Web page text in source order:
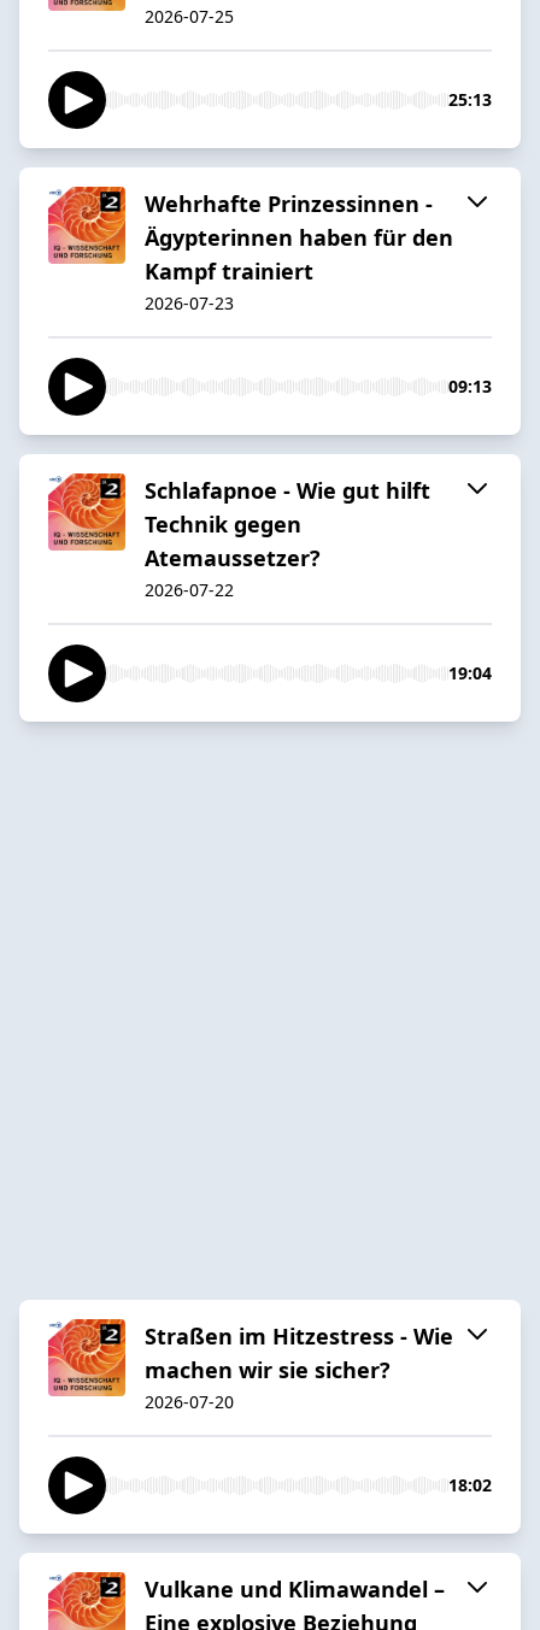
2026-07-25
25:13
Wehrhafte Prinzessinnen -
Ägypterinnen haben für den
Kampf trainiert
2026-07-23
09:13
Schlafapnoe - Wie gut hilft
Technik gegen
Atemaussetzer?
2026-07-22
19:04
Straßen im Hitzestress - Wie
machen wir sie sicher?
2026-07-20
18:02
Vulkane und Klimawandel –
Eine explosive Beziehung